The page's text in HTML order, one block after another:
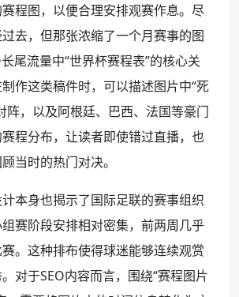
程图，以便合理安排观赛作息。尽
去，但那张浓缩了一个月赛事的图
尾流量中“世界杯赛程表”的核心关
作这类稿件时，可以描述图片中“死
阵，以及阿根廷、巴西、法国等豪门
程分布，让读者即使错过直播，也
当时的热门对决。
本身也揭示了国际足联的赛事组织
赛阶段安排相对密集，前两周几乎
。这种排布使得球迷能够连续观赏
对于SEO内容而言，围绕“赛程图片